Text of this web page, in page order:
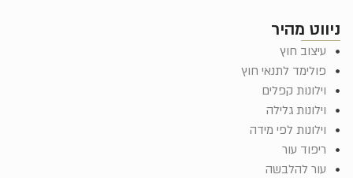
ניווט מהיר
עיצוב חוץ
פולימד לתנאי חוץ
וילונות קפלים
וילונות גלילה
וילונות לפי מידה
ריפוד עור
עור להלבשה